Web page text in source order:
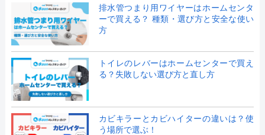
排水管つまり用ワイヤーはホームセンタ
ーで買える？ 種類・選び方と安全な使い
方
トイレのレバーはホームセンターで買え
る？失敗しない選び方と直し方
カビキラーとカビハイターの違いは？使
う場所で選ぶ！